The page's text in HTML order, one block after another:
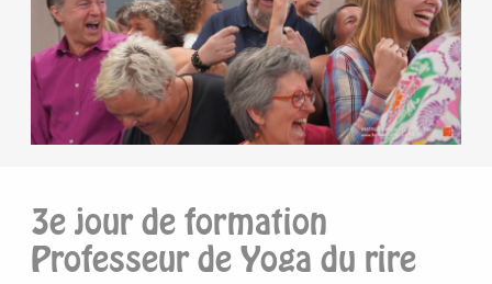
3e jour de formation
Professeur de Yoga du rire